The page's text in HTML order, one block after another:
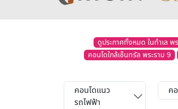
ดูประกาศทั้งหมด ในทำเล
คอนโดใกล้เซ็นทรัล พระราม 9
คอนโดแนว
รถไฟฟ้า
ค